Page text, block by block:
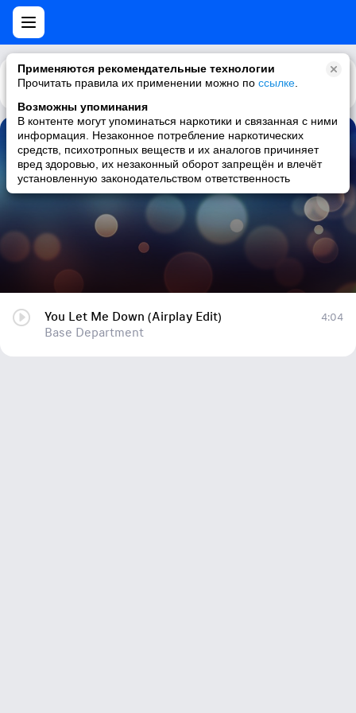
Применяются рекомендательные технологии
Прочитать правила их применении можно по ссылке
Возможны упоминания
В контенте могут упоминаться наркотики и связанная с ними
информация. Незаконное потребление наркотических
средств, психотропных веществ и их аналогов причиняет
вред здоровью, их незаконный оборот запрещён и влечёт
установленную законодательством ответственность
Каталог Рекомендации
You Let Me Down (Airplay Edit)
Base Department
You Let Me Down (Airplay Edit)
Base Department
4:04